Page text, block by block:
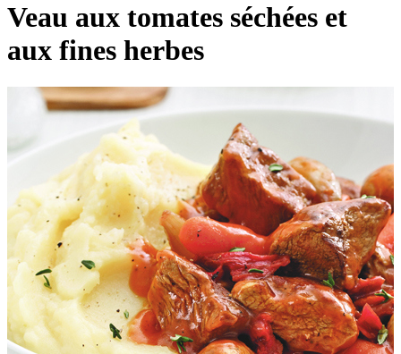
Veau aux tomates séchées et
aux fines herbes